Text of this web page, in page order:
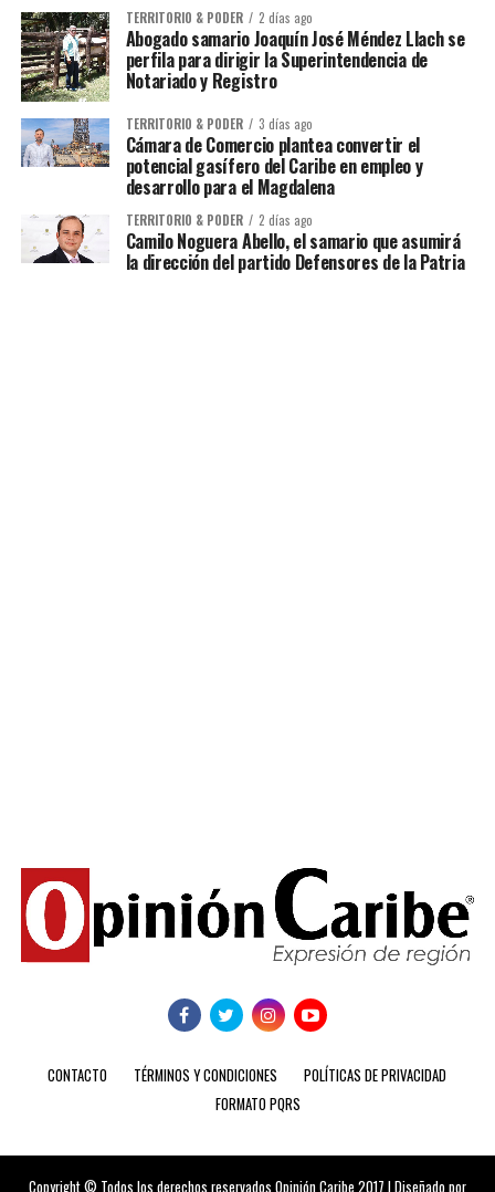
TERRITORIO & PODER 2 días ago
Abogado samario Joaquín José Méndez Llach se
perfila para dirigir la Superintendencia de
Notariado y Registro
TERRITORIO & PODER 3 días ago
Cámara de Comercio plantea convertir el
potencial gasífero del Caribe en empleo y
desarrollo para el Magdalena
TERRITORIO & PODER 2 días ago
Camilo Noguera Abello, el samario que asumirá
la dirección del partido Defensores de la Patria
CONTACTO TÉRMINOS Y CONDICIONES
POLÍTICAS DE PRIVACIDAD
FORMATO PQRS
Copyright © Todos los derechos reservados Opinión Caribe 2017 | Diseñado por